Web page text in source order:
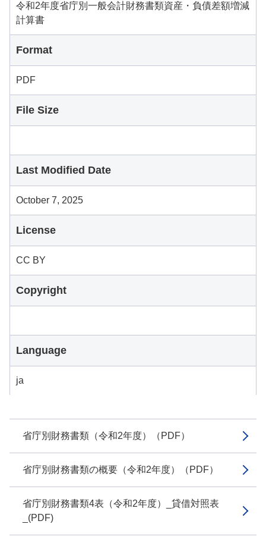
省庁別財務書類（令和2年度）（PDF）
省庁別財務書類の概要（令和2年度）（PDF）
省庁別財務書類4表（令和2年度）_貸借対照表
_(PDF)
令和2年度省庁別一般会計財務書類資産・負債差額増減
計算書
Format
PDF
File Size
Last Modified Date
October 7, 2025
License
CC BY
Copyright
Language
ja